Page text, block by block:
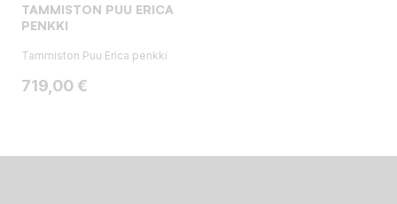
TAMMISTON PUU ERICA
PENKKI
Tammiston Puu Erica penkki
Hinta
719,00 €